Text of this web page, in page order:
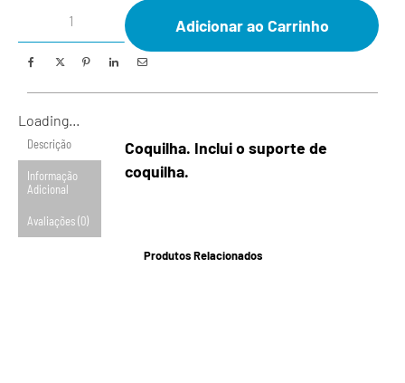
Adicionar ao Carrinho
Loading...
Descrição
Informação
Adicional
Avaliações (0)
Coquilha. Inclui o suporte de
coquilha.
Produtos Relacionados